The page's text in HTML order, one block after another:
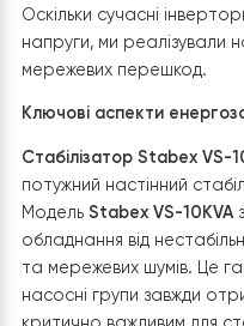
значно спрощує
Інтеграція в
У бак встановлено
постійно
підтримувати задані
керувати режимами
користувачів.
У результаті